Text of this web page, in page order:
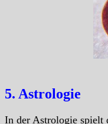
5. Astrologie
In der Astrologie spielt